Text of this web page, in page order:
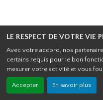
LE RESPECT DE VOTRE VIE
Avec votre accord, nos
certains requis pour le bon
mesurer votre activité et vous
Accepter En savoir plus